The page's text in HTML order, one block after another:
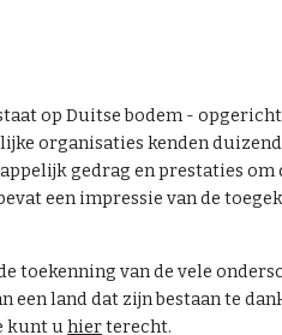
op Duitse bodem - opgericht
organisaties kenden
gedrag en prestaties
een impressie van de
toekenning van de vele
land dat zijn bestaan te
kunt uhierterecht.